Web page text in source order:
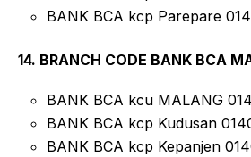
BANK BCA kcp Parepare
14. BRANCH CODE BANK BCA
BANK BCA kcu MALANG
BANK BCA kcp Kudusan
BANK BCA kcp Kepanjen